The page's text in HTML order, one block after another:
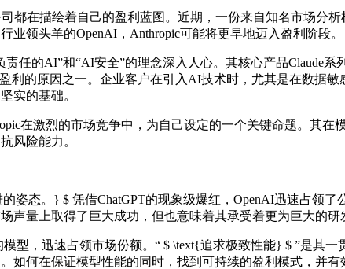
都在描绘着自己的盈利蓝图。近期，一份来自知名市场分
领头羊的OpenAI，Anthropic可能将更早地迈入盈利阶段。
任的AI”和“AI安全”的理念深入人心。其核心产品Claude
利的原因之一。企业客户在引入AI技术时，尤其是在数据
实的基础。
在激烈的市场竞争中，为自己设定的一个关键命题。其在
风险能力。
姿态。} $ 凭借ChatGPT的现象级爆红，OpenAI迅速占领
声量上取得了巨大成功，但也意味着其承受着更为巨大的研
型，迅速占领市场份额。“ $ \text{追求极致性能} $ ”是其
如何在保证模型性能的同时，找到可持续的盈利模式，并有